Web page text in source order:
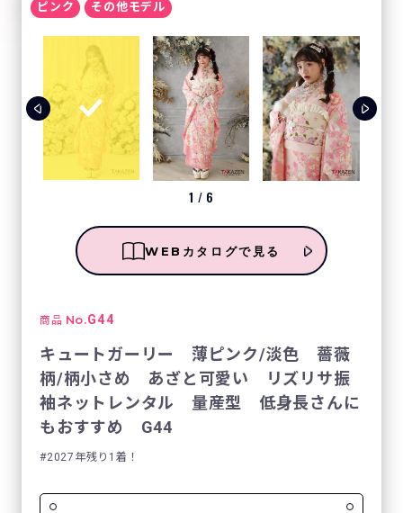
ピンク その他モデル
1 / 6
WEBカタログで見る
商品 No.G44
キュートガーリー 薄ピンク/淡色 薔薇
柄/柄小さめ あざと可愛い リズリサ振
袖ネットレンタル 量産型 低身長さんに
もおすすめ G44
2027年残り1着！